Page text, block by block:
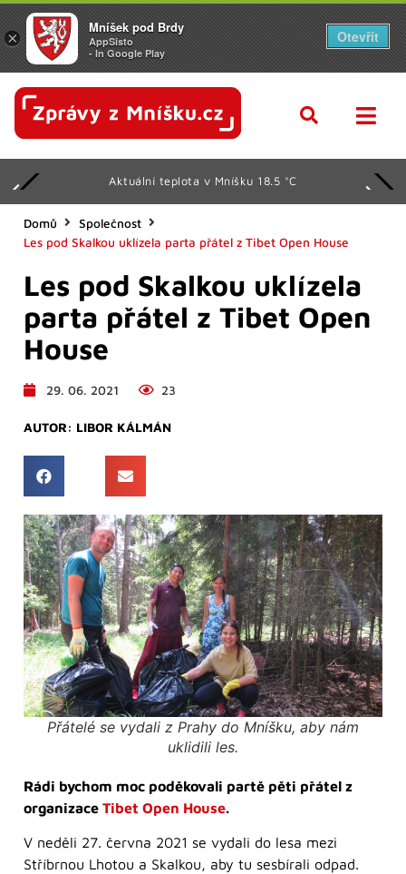
Aktuální teplota v Mníšku 18.5 °C
Domů
Společnost
Les pod Skalkou uklízela parta přátel z Tibet Open House
Les pod Skalkou uklízela
parta přátel z Tibet Open
House
29. 06. 2021 23
AUTOR: LIBOR KÁLMÁN
Přátelé se vydali z Prahy do Mníšku, aby nám
uklidili les.
Rádi bychom moc poděkovali partě pěti přátel z
organizace Tibet Open House.
V neděli 27. června 2021 se vydali do lesa mezi
Stříbrnou Lhotou a Skalkou, aby tu sesbírali odpad.
×
Mníšek pod Brdy
AppSisto
- In Google Play
Otevřít